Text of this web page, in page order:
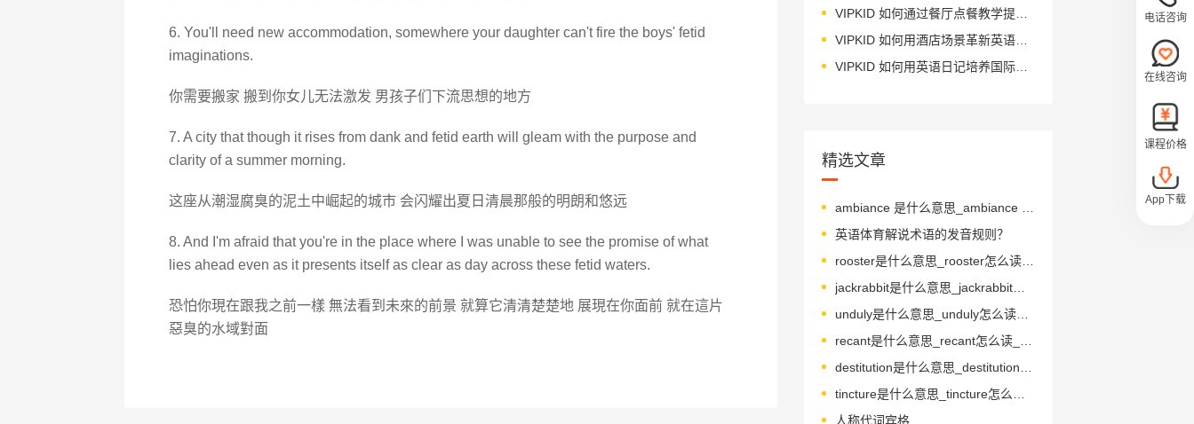
6. You'll need new accommodation, somewhere your daughter can't fire the boys' fetid
imaginations.
你需要搬家 搬到你女儿无法激发 男孩子们下流思想的地方
7. A city that though it rises from dank and fetid earth will gleam with the purpose and
clarity of a summer morning.
这座从潮湿腐臭的泥土中崛起的城市 会闪耀出夏日清晨那般的明朗和悠远
8. And I'm afraid that you're in the place where I was unable to see the promise of what
lies ahead even as it presents itself as clear as day across these fetid waters.
恐怕你現在跟我之前一樣 無法看到未來的前景 就算它清清楚楚地 展現在你面前 就在這片
惡臭的水域對面
VIPKID 如何通过餐厅点餐教学提升少儿英语应用能力？
VIPKID 如何用酒店场景革新英语教学？
VIPKID 如何用英语日记培养国际化人才？
精选文章
英语体育解说术语的发音规则？
rooster是什么意思_rooster怎么读_音标ˈru-stə(r)
jackrabbit是什么意思_jackrabbit怎么读_音标ˈdʒækræbɪt
unduly是什么意思_unduly怎么读_音标ʌnˈdu-li-, -ˈdju--
人称代词宾格
电话咨询
在线咨询
课程价格
App下载